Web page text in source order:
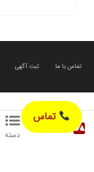
دسته
تماس
تماس با ما ثبت آگهی